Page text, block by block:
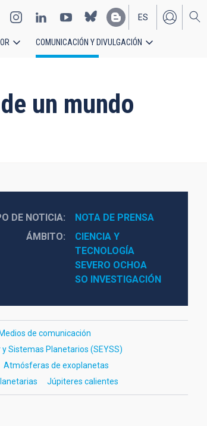
EN
ES
COMUNICACIÓN Y DIVULGACIÓN
un mundo
DE NOTICIA
NOTA DE PRENSA
ÁMBITO
CIENCIA Y
TECNOLOGÍA
SEVERO OCHOA
SO INVESTIGACIÓN
Medios de comunicación
Sistemas Planetarios (SEYSS)
Atmósferas de exoplanetas
Júpiteres calientes